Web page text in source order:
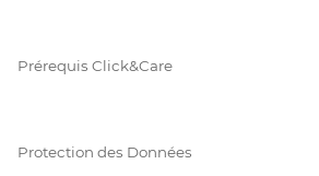
Prérequis Click&Care
Protection des Données